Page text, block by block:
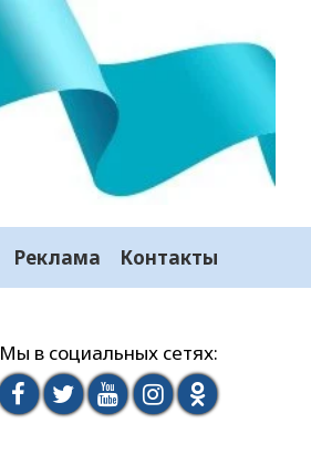
Реклама Контакты
Мы в социальных сетях: